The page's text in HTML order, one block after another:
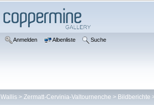
Anmelden Albenliste Suche
Wallis > Zermatt-Cervinia-Valtournenche > Bildberichte